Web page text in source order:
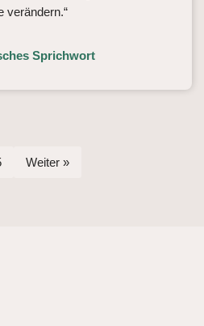
verändern.“
Sprichwort
Weiter »